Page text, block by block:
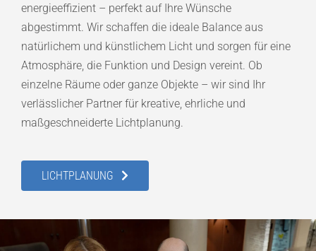
energieeffizient – perfekt auf Ihre Wünsche
abgestimmt. Wir schaffen die ideale Balance aus
natürlichem und künstlichem Licht und sorgen für eine
Atmosphäre, die Funktion und Design vereint. Ob
einzelne Räume oder ganze Objekte – wir sind Ihr
verlässlicher Partner für kreative, ehrliche und
maßgeschneiderte Lichtplanung.
LICHTPLANUNG